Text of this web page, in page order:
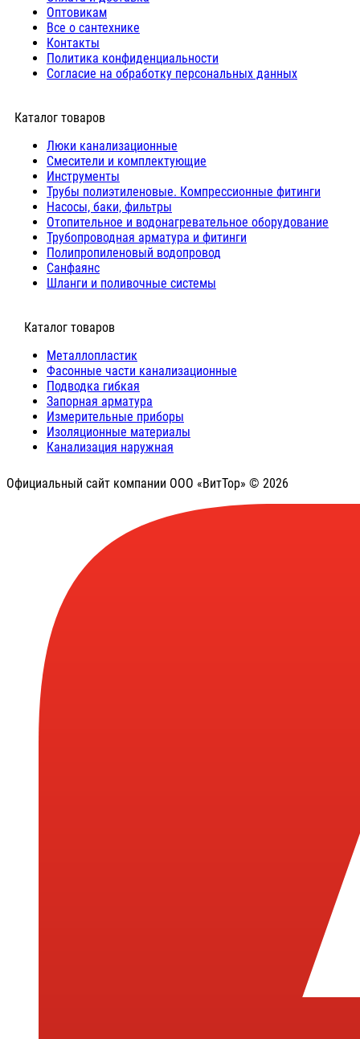
Оптовикам
Все о сантехнике
Контакты
Политика конфиденциальности
Согласие на обработку персональных данных
Каталог товаров
Люки канализационные
Cмесители и комплектующие
Инструменты
Трубы полиэтиленовые. Компрессионные фитинги
Насосы, баки, фильтры
Отопительное и водонагревательное оборудование
Трубопроводная арматура и фитинги
Полипропиленовый водопровод
Санфаянс
Шланги и поливочные системы
⠀Каталог товаров
Металлопластик
Фасонные части канализационные
Подводка гибкая
Запорная арматура
Измерительные приборы
Изоляционные материалы
Канализация наружная
Официальный сайт компании ООО «ВитТор» © 2026